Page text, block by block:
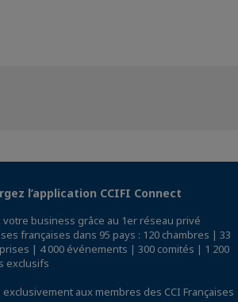
l’application CCIFI Connect
votre business grâce au 1er réseau privé
françaises dans 95 pays : 120 chambres | 33
| 4 000 événements | 300 comités | 1 200
exclusifs
aux membres des CCI Françaises